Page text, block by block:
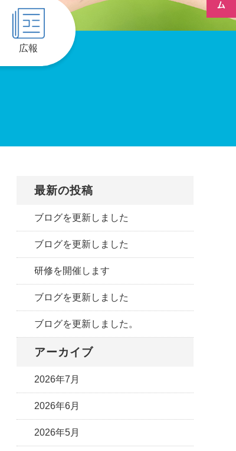
広報
最新の投稿
ブログを更新しました
ブログを更新しました
研修を開催します
ブログを更新しました
ブログを更新しました。
アーカイブ
2026年7月
2026年6月
2026年5月